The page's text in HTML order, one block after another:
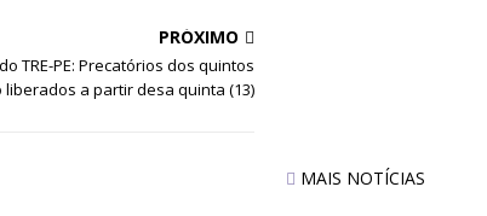
PRÓXIMO
TRE-PE: Precatórios dos quintos
liberados a partir desa quinta (13)
MAIS NOTÍCIAS